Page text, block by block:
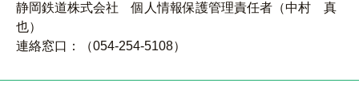
静岡鉄道株式会社 個人情報保護管理責任者（中村 真
也）
連絡窓口：（054-254-5108）